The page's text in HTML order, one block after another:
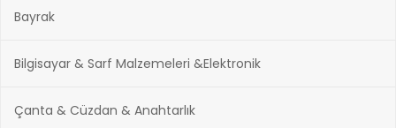
Bayrak
Bilgisayar & Sarf Malzemeleri &Elektronik
Çanta & Cüzdan & Anahtarlık